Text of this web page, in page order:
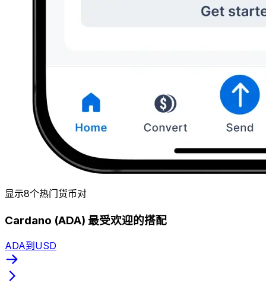
显示8个热门货币对
Cardano (ADA) 最受欢迎的搭配
ADA到USD